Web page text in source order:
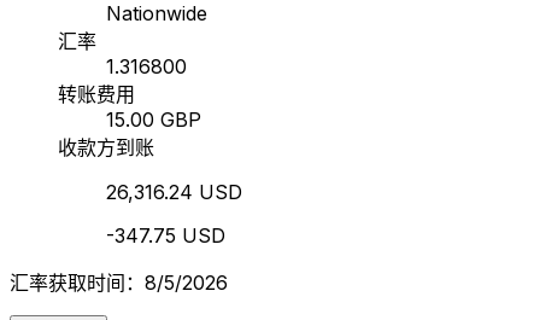
Nationwide
汇率
1.316800
转账费用
15.00 GBP
收款方到账
26,316.24 USD
-347.75 USD
汇率获取时间：8/5/2026